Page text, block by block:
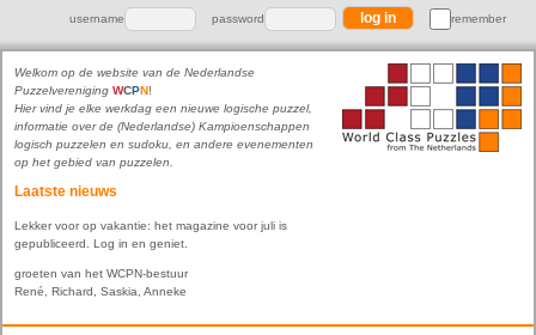
username password remember
Welkom op de website van de Nederlandse
Puzzelvereniging WCPN!
Hier vind je elke werkdag een nieuwe logische puzzel,
informatie over de (Nederlandse) Kampioenschappen
logisch puzzelen en sudoku, en andere evenementen
op het gebied van puzzelen.
Laatste nieuws
Lekker voor op vakantie: het magazine voor juli is
gepubliceerd. Log in en geniet.
groeten van het WCPN-bestuur
René, Richard, Saskia, Anneke